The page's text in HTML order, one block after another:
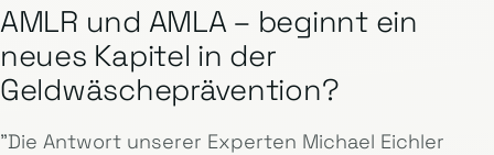
AMLR und AMLA – beginnt ein
neues Kapitel in der
Geldwäscheprävention?
"Die Antwort unserer Experten Michael Eichler